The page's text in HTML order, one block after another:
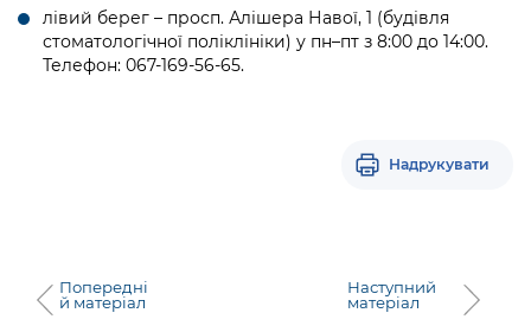
лівий берег – просп. Алішера Навої, 1 (будівля
стоматологічної поліклініки) у пн–пт з 8:00 до 14:00.
Телефон: 067-169-56-65.
Надрукувати
Попередні
й матеріал
Наступний
матеріал